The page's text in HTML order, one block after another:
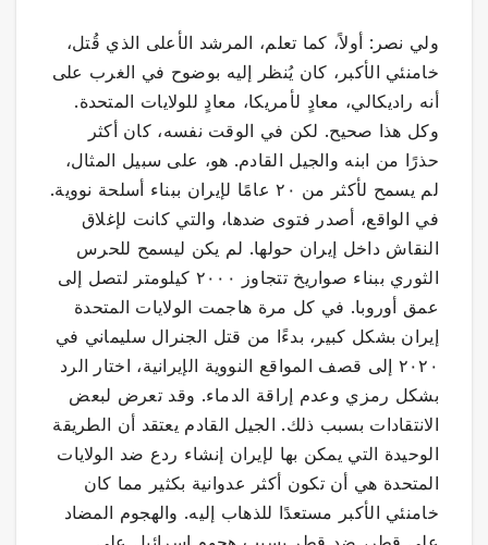
ولي نصر: أولاً، كما تعلم، المرشد الأعلى الذي قُتل،
خامنئي الأكبر، كان يُنظر إليه بوضوح في الغرب على
أنه راديكالي، معادٍ لأمريكا، معادٍ للولايات المتحدة.
وكل هذا صحيح. لكن في الوقت نفسه، كان أكثر
حذرًا من ابنه والجيل القادم. هو، على سبيل المثال،
لم يسمح لأكثر من ٢٠ عامًا لإيران ببناء أسلحة نووية.
في الواقع، أصدر فتوى ضدها، والتي كانت لإغلاق
النقاش داخل إيران حولها. لم يكن ليسمح للحرس
الثوري ببناء صواريخ تتجاوز ٢٠٠٠ كيلومتر لتصل إلى
عمق أوروبا. في كل مرة هاجمت الولايات المتحدة
إيران بشكل كبير، بدءًا من قتل الجنرال سليماني في
٢٠٢٠ إلى قصف المواقع النووية الإيرانية، اختار الرد
بشكل رمزي وعدم إراقة الدماء. وقد تعرض لبعض
الانتقادات بسبب ذلك. الجيل القادم يعتقد أن الطريقة
الوحيدة التي يمكن بها لإيران إنشاء ردع ضد الولايات
المتحدة هي أن تكون أكثر عدوانية بكثير مما كان
خامنئي الأكبر مستعدًا للذهاب إليه. والهجوم المضاد